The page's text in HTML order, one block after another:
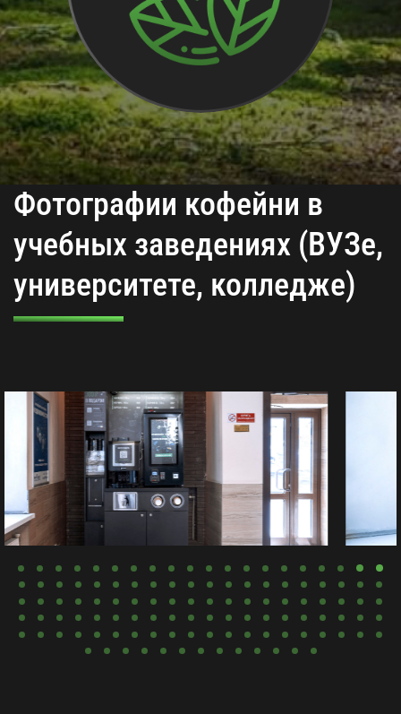
Фотографии кофейни в
учебных заведениях (ВУЗе,
университете, колледже)